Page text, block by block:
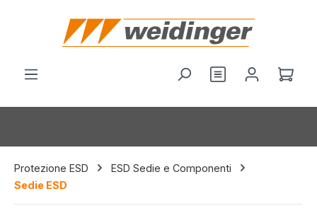
principale
Hai 0 articoliIl
Protezione ESD
ESD Sedie e Componenti
Sedie ESD